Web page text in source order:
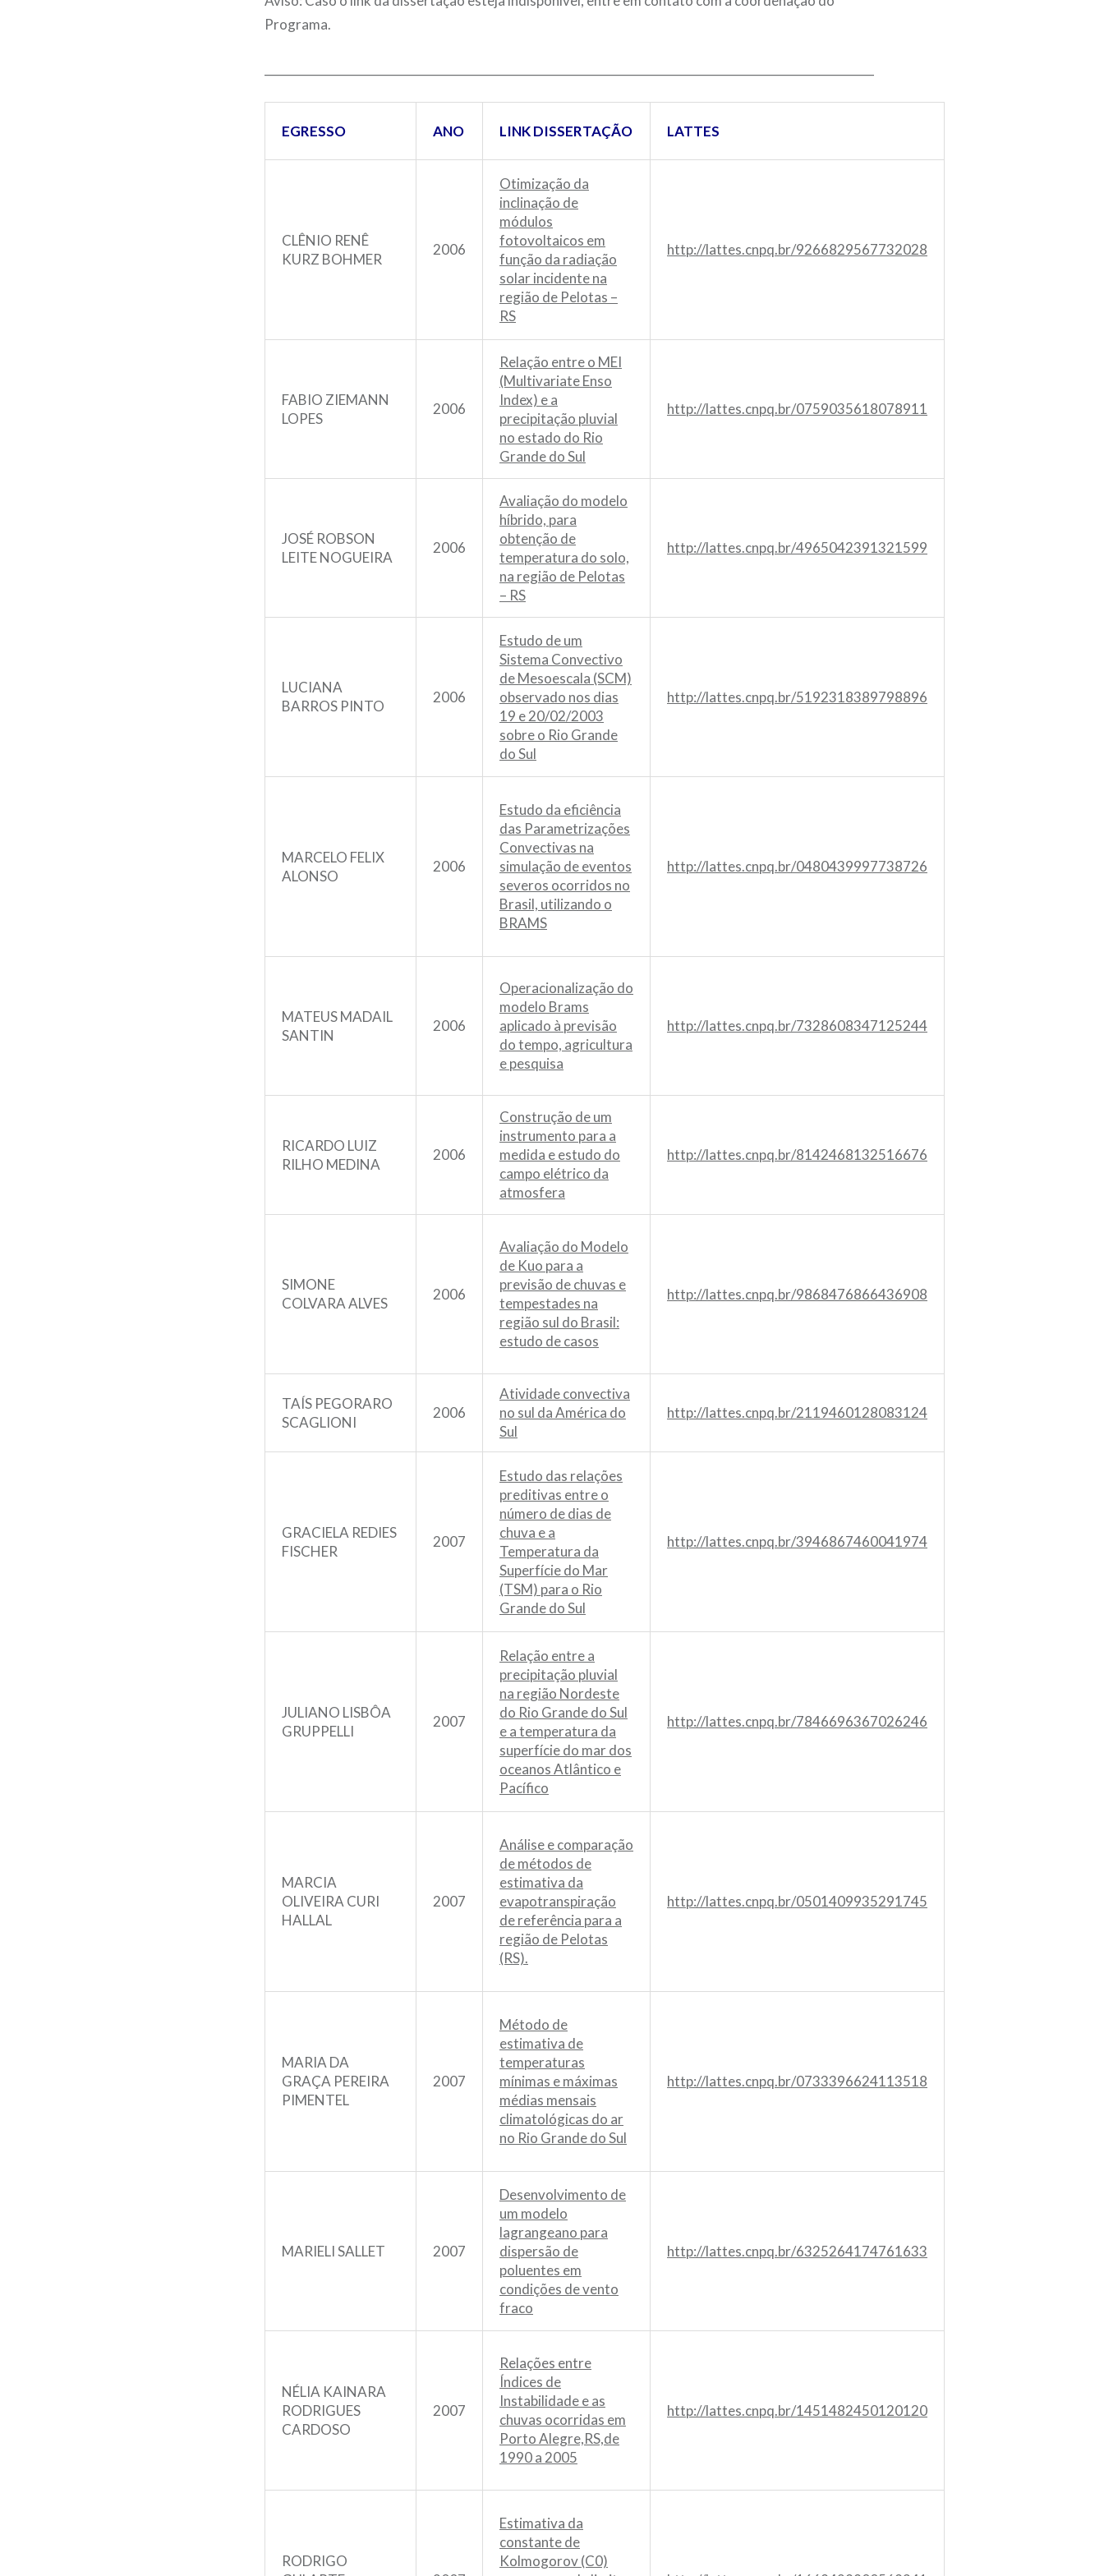
Programa.
EGRESSO ANO LINK DISSERTAÇÃO LATTES
CLÊNIO RENÊ
KURZ BOHMER
2006
Otimização da
inclinação de
módulos
fotovoltaicos em
função da radiação
solar incidente na
região de Pelotas –
RS
http://lattes.cnpq.br/9266829567732028
FABIO ZIEMANN
LOPES
2006
Relação entre o MEI
(Multivariate Enso
Index) e a
precipitação pluvial
no estado do Rio
Grande do Sul
http://lattes.cnpq.br/0759035618078911
JOSÉ ROBSON
LEITE NOGUEIRA
2006
Avaliação do modelo
híbrido, para
obtenção de
temperatura do solo,
na região de Pelotas
– RS
http://lattes.cnpq.br/4965042391321599
LUCIANA
BARROS PINTO
2006
Estudo de um
Sistema Convectivo
de Mesoescala (SCM)
observado nos dias
19 e 20/02/2003
sobre o Rio Grande
do Sul
http://lattes.cnpq.br/5192318389798896
MARCELO FELIX
ALONSO
2006
Estudo da eficiência
das Parametrizações
Convectivas na
simulação de eventos
severos ocorridos no
Brasil, utilizando o
BRAMS
http://lattes.cnpq.br/0480439997738726
MATEUS MADAIL
SANTIN
2006
Operacionalização do
modelo Brams
aplicado à previsão
do tempo, agricultura
e pesquisa
http://lattes.cnpq.br/7328608347125244
RICARDO LUIZ
RILHO MEDINA
2006
Construção de um
instrumento para a
medida e estudo do
campo elétrico da
atmosfera
http://lattes.cnpq.br/8142468132516676
SIMONE
COLVARA ALVES
2006
Avaliação do Modelo
de Kuo para a
previsão de chuvas e
tempestades na
região sul do Brasil:
estudo de casos
http://lattes.cnpq.br/9868476866436908
TAÍS PEGORARO
SCAGLIONI
2006
Atividade convectiva
no sul da América do
Sul
http://lattes.cnpq.br/2119460128083124
GRACIELA REDIES
FISCHER
2007
Estudo das relações
preditivas entre o
número de dias de
chuva e a
Temperatura da
Superfície do Mar
(TSM) para o Rio
Grande do Sul
http://lattes.cnpq.br/3946867460041974
JULIANO LISBÔA
GRUPPELLI
2007
Relação entre a
precipitação pluvial
na região Nordeste
do Rio Grande do Sul
e a temperatura da
superfície do mar dos
oceanos Atlântico e
Pacífico
http://lattes.cnpq.br/7846696367026246
MARCIA
OLIVEIRA CURI
HALLAL
2007
Análise e comparação
de métodos de
estimativa da
evapotranspiração
de referência para a
região de Pelotas
(RS).
http://lattes.cnpq.br/0501409935291745
MARIA DA
GRAÇA PEREIRA
PIMENTEL
2007
Método de
estimativa de
temperaturas
mínimas e máximas
médias mensais
climatológicas do ar
no Rio Grande do Sul
http://lattes.cnpq.br/0733396624113518
MARIELI SALLET 2007
Desenvolvimento de
um modelo
lagrangeano para
dispersão de
poluentes em
condições de vento
fraco
http://lattes.cnpq.br/6325264174761633
NÉLIA KAINARA
RODRIGUES
CARDOSO
2007
Relações entre
Índices de
Instabilidade e as
chuvas ocorridas em
Porto Alegre,RS,de
1990 a 2005
http://lattes.cnpq.br/1451482450120120
RODRIGO
Estimativa da
constante de
Kolmogorov (C0)